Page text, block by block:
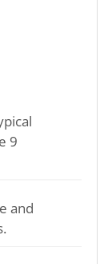
9
and